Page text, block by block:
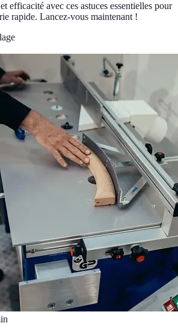
efficacité avec ces astuces essentielles pour
rapide. Lancez-vous maintenant !